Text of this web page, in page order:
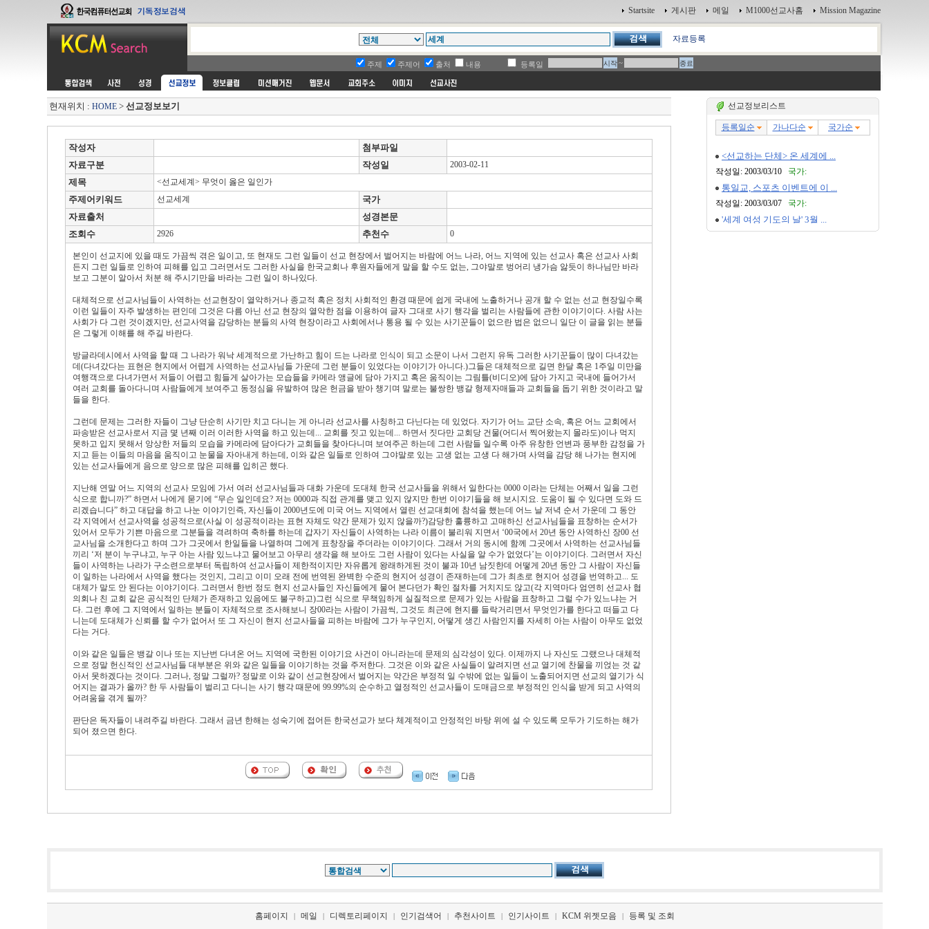
Startsite 게시판 메일 M1000선교사홈 Mission Magazine
자료등록
주제 주제어 출처 내용 등록일 ~
현재위치 : HOME> 선교정보보기
작성자
첨부파일
자료구분
작성일 2003-02-11
제목 <선교세계> 무엇이 옳은 일인가
주제어키워드 선교세계
국가
자료출처
성경본문
조회수
2926 추천수 0
본인이 선교지에 있을 때도 가끔씩 겪은 일이고, 또 현재도 그런 일들이 선교 현장에서 벌어지는 바람에 어느 나라, 어느 지역에 있는 선교사 혹은 선교사 사회
든지 그런 일들로 인하여 피해를 입고 그러면서도 그러한 사실을 한국교회나 후원자들에게 말을 할 수도 없는, 그야말로 벙어리 냉가슴 앓듯이 하나님만 바라
보고 그분이 알아서 처분 해 주시기만을 바라는 그런 일이 하나있다.
대체적으로 선교사님들이 사역하는 선교현장이 열악하거나 종교적 혹은 정치 사회적인 환경 때문에 쉽게 국내에 노출하거나 공개 할 수 없는 선교 현장일수록
이런 일들이 자주 발생하는 편인데 그것은 다름 아닌 선교 현장의 열악한 점을 이용하여 글자 그대로 사기 행각을 벌리는 사람들에 관한 이야기이다. 사람 사는
사회가 다 그런 것이겠지만, 선교사역을 감당하는 분들의 사역 현장이라고 사회에서나 통용 될 수 있는 사기꾼들이 없으란 법은 없으니 일단 이 글을 읽는 분들
은 그렇게 이해를 해 주길 바란다.
방글라데시에서 사역을 할 때 그 나라가 워낙 세계적으로 가난하고 힘이 드는 나라로 인식이 되고 소문이 나서 그런지 유독 그러한 사기꾼들이 많이 다녀갔는
데(다녀갔다는 표현은 현지에서 어렵게 사역하는 선교사님들 가운데 그런 분들이 있었다는 이야기가 아니다.)그들은 대체적으로 길면 한달 혹은 1주일 미만을
여행객으로 다녀가면서 저들이 어렵고 힘들게 살아가는 모습들을 카메라 앵글에 담아 가지고 혹은 움직이는 그림틀(비디오)에 담아 가지고 국내에 들어가서
여러 교회를 돌아다니며 사람들에게 보여주고 동정심을 유발하여 많은 헌금을 받아 챙기며 말로는 불쌍한 뱅갈 형제자매들과 교회들을 돕기 위한 것이라고 말
들을 한다.
그런데 문제는 그러한 자들이 그냥 단순히 사기만 치고 다니는 게 아니라 선교사를 사칭하고 다닌다는 데 있었다. 자기가 어느 교단 소속, 혹은 어느 교회에서
파송받은 선교사로서 지금 몇 년째 이러 이러한 사역을 하고 있는데... 교회를 짓고 있는데... 하면서 짓다만 교회당 건물(어디서 찍어왔는지 몰라도)이나 먹지
못하고 입지 못해서 앙상한 저들의 모습을 카메라에 담아다가 교회들을 찾아다니며 보여주곤 하는데 그런 사람들 일수록 아주 유창한 언변과 풍부한 감정을 가
지고 듣는 이들의 마음을 움직이고 눈물을 자아내게 하는데, 이와 같은 일들로 인하여 그야말로 있는 고생 없는 고생 다 해가며 사역을 감당 해 나가는 현지에
있는 선교사들에게 음으로 양으로 많은 피해를 입히곤 했다.
지난해 연말 어느 지역의 선교사 모임에 가서 여러 선교사님들과 대화 가운데 도대체 한국 선교사들을 위해서 일한다는 0000 이라는 단체는 어째서 일을 그런
식으로 합니까?” 하면서 나에게 묻기에 “무슨 일인데요? 저는 0000과 직접 관계를 맺고 있지 않지만 한번 이야기들을 해 보시지요. 도움이 될 수 있다면 도와 드
리겠습니다” 하고 대답을 하고 나눈 이야기인즉, 자신들이 2000년도에 미국 어느 지역에서 열린 선교대회에 참석을 했는데 어느 날 저녁 순서 가운데 그 동안
각 지역에서 선교사역을 성공적으로(사실 이 성공적이라는 표현 자체도 약간 문제가 있지 않을까?)감당한 훌륭하고 고매하신 선교사님들을 표창하는 순서가
있어서 모두가 기쁜 마음으로 그분들을 격려하며 축하를 하는데 갑자기 자신들이 사역하는 나라 이름이 불리워 지면서 ‘00국에서 20년 동안 사역하신 장00 선
교사님을 소개한다고 하며 그가 그곳에서 한일들을 나열하며 그에게 표창장을 주더라는 이야기이다. 그래서 거의 동시에 함께 그곳에서 사역하는 선교사님들
끼리 ‘저 분이 누구냐고, 누구 아는 사람 있느냐고 물어보고 아무리 생각을 해 보아도 그런 사람이 있다는 사실을 알 수가 없었다’는 이야기이다. 그러면서 자신
들이 사역하는 나라가 구소련으로부터 독립하여 선교사들이 제한적이지만 자유롭게 왕래하게된 것이 불과 10년 남짓한데 어떻게 20년 동안 그 사람이 자신들
이 일하는 나라에서 사역을 했다는 것인지, 그리고 이미 오래 전에 번역된 완벽한 수준의 현지어 성경이 존재하는데 그가 최초로 현지어 성경을 번역하고... 도
대체가 말도 안 된다는 이야기이다. 그러면서 한번 정도 현지 선교사들인 자신들에게 물어 본다던가 확인 절차를 거치지도 않고(각 지역마다 엄연히 선교사 협
의회나 친 교회 같은 공식적인 단체가 존재하고 있음에도 불구하고)그런 식으로 무책임하게 실질적으로 문제가 있는 사람을 표창하고 그럴 수가 있느냐는 거
다. 그런 후에 그 지역에서 일하는 분들이 자체적으로 조사해보니 장00라는 사람이 가끔씩, 그것도 최근에 현지를 들락거리면서 무엇인가를 한다고 떠들고 다
니는데 도대체가 신뢰를 할 수가 없어서 또 그 자신이 현지 선교사들을 피하는 바람에 그가 누구인지, 어떻게 생긴 사람인지를 자세히 아는 사람이 아무도 없었
다는 거다.
이와 같은 일들은 뱅갈 이나 또는 지난번 다녀온 어느 지역에 국한된 이야기요 사건이 아니라는데 문제의 심각성이 있다. 이제까지 나 자신도 그랬으나 대체적
으로 정말 헌신적인 선교사님들 대부분은 위와 같은 일들을 이야기하는 것을 주저한다. 그것은 이와 같은 사실들이 알려지면 선교 열기에 찬물을 끼얹는 것 같
아서 못하겠다는 것이다. 그러나, 정말 그럴까? 정말로 이와 같이 선교현장에서 벌어지는 약간은 부정적 일 수밖에 없는 일들이 노출되어지면 선교의 열기가 식
어지는 결과가 올까? 한 두 사람들이 벌리고 다니는 사기 행각 때문에 99.99%의 순수하고 열정적인 선교사들이 도매금으로 부정적인 인식을 받게 되고 사역의
어려움을 겪게 될까?
판단은 독자들이 내려주길 바란다. 그래서 금년 한해는 성숙기에 접어든 한국선교가 보다 체계적이고 안정적인 바탕 위에 설 수 있도록 모두가 기도하는 해가
되어 졌으면 한다.
선교정보리스트
홈페이지 | 메일 | 디렉토리페이지 | 인기검색어 | 추천사이트 | 인기사이트 | KCM 위젯모음 | 등록 및 조회